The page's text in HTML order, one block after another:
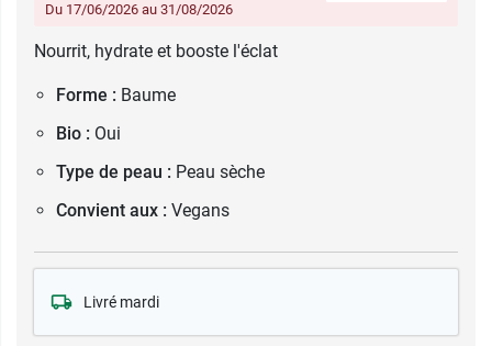
Du 17/06/2026 au 31/08/2026
Nourrit, hydrate et booste l'éclat
Forme : Baume
Bio : Oui
Type de peau : Peau sèche
Convient aux : Vegans
Livré mardi